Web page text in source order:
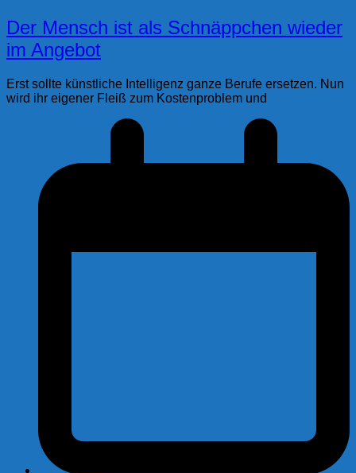
Der Mensch ist als Schnäppchen wieder
im Angebot
Erst sollte künstliche Intelligenz ganze Berufe ersetzen. Nun
wird ihr eigener Fleiß zum Kostenproblem und